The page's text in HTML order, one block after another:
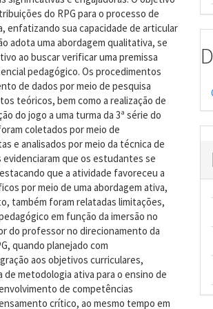
do RPG para o processo de
enfatizando sua capacidade de articular
adota uma abordagem qualitativa, se
ao buscar verificar uma premissa
pedagógico. Os procedimentos
de dados por meio de pesquisa
teóricos, bem como a realização de
do jogo a uma turma da 3ª série do
coletados por meio de
e analisados por meio da técnica de
que os estudantes se
que a atividade favoreceu a
por meio de uma abordagem ativa,
também foram relatadas limitações,
em função da imersão no
do professor no direcionamento da
quando planejado com
aos objetivos curriculares,
metodologia ativa para o ensino de
de competências
crítico, ao mesmo tempo em